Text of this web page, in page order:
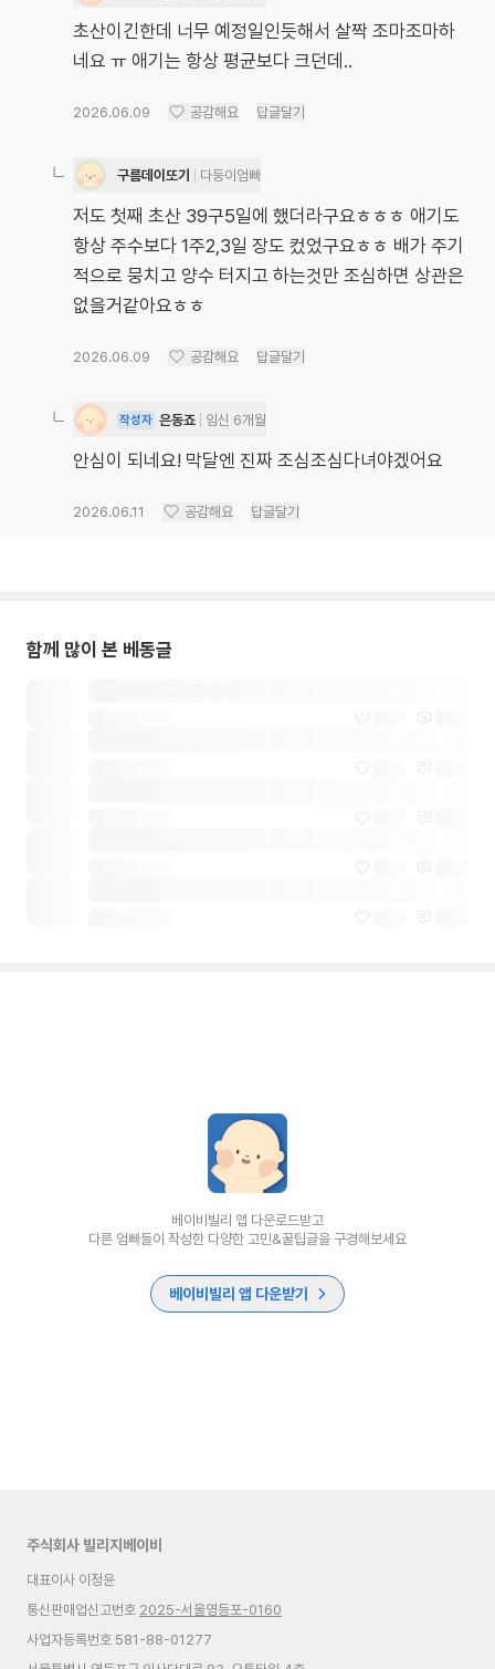
초산이긴한데 너무 예정일인듯해서 살짝 조마조마하
네요 ㅠ 애기는 항상 평균보다 크던데..
2026.06.09 공감해요 답글달기
구름데이또기 다둥이엄빠
저도 첫째 초산 39구5일에 했더라구요ㅎㅎㅎ 애기도
항상 주수보다 1주2,3일 장도 컸었구요ㅎㅎ 배가 주기
적으로 뭉치고 양수 터지고 하는것만 조심하면 상관은
없을거같아요ㅎㅎ
2026.06.09 공감해요 답글달기
작성자 은동죠 임신 6개월
안심이 되네요! 막달엔 진짜 조심조심다녀야겠어요
2026.06.11 공감해요 답글달기
함께 많이 본 베동글
베이비빌리 앱 다운로드받고
다른 엄빠들이 작성한 다양한 고민&꿀팁글을 구경해보세요
베이비빌리 앱 다운받기
주식회사 빌리지베이비
대표이사 이정윤
통신판매업신고번호 2025-서울영등포-0160
사업자등록번호 581-88-01277